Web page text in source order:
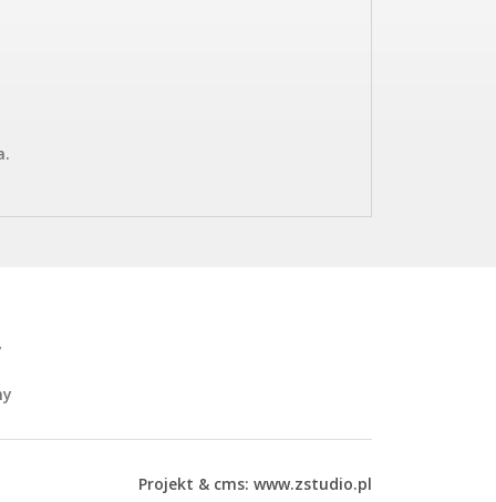
Projekt & cms: www.zstudio.pl